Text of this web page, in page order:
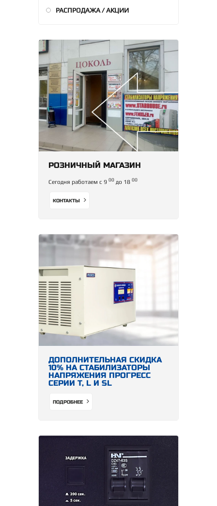
РАСПРОДАЖА / АКЦИИ
РОЗНИЧНЫЙ МАГАЗИН
Сегодня работаем с 9 00 до 18 00
КОНТАКТЫ
ДОПОЛНИТЕЛЬНАЯ СКИДКА
10% НА СТАБИЛИЗАТОРЫ
НАПРЯЖЕНИЯ ПРОГРЕСС
СЕРИИ Т, L И SL
ПОДРОБНЕЕ